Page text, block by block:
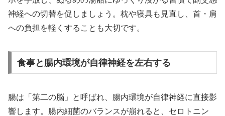
神経への切替を促しましょう。枕や寝具も見直し、首・肩
への負担を軽くすることも大切です。
食事と腸内環境が自律神経を左右する
腸は「第二の脳」と呼ばれ、腸内環境が自律神経に直接影
響します。腸内細菌のバランスが崩れると、セロトニン